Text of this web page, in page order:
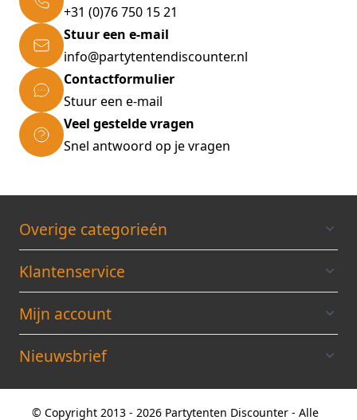
+31 (0)76 750 15 21
Stuur een e-mail
info@partytentendiscounter.nl
Contactformulier
Stuur een e-mail
Veel gestelde vragen
Snel antwoord op je vragen
Overige categorieén
Klantenservice
Mijn account
Nieuwsbrief
© Copyright 2013 - 2026 Partytenten Discounter - Alle